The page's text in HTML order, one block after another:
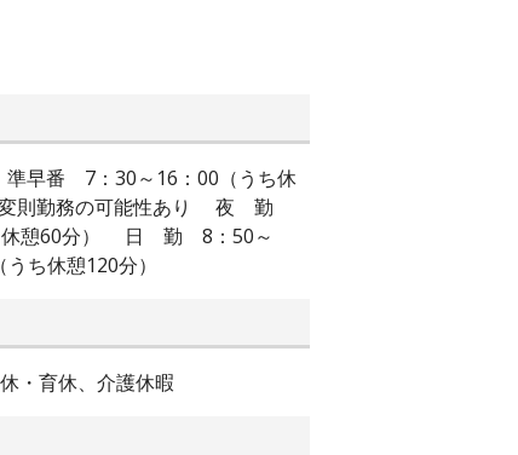
早番 7：30～16：00（うち休
則勤務の可能性あり 夜 勤
休憩60分） 日 勤 8：50～
休憩120分）
・育休、介護休暇